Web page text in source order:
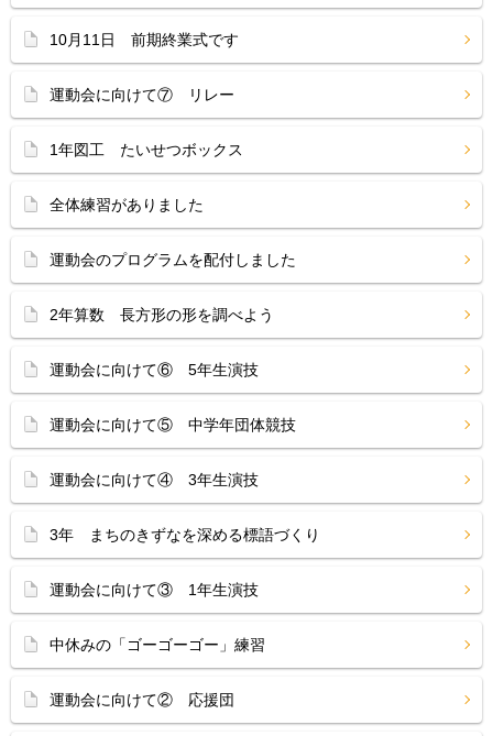
10月11日 前期終業式です
運動会に向けて⑦ リレー
1年図工 たいせつボックス
全体練習がありました
運動会のプログラムを配付しました
2年算数 長方形の形を調べよう
運動会に向けて⑥ 5年生演技
運動会に向けて⑤ 中学年団体競技
運動会に向けて④ 3年生演技
3年 まちのきずなを深める標語づくり
運動会に向けて③ 1年生演技
中休みの「ゴーゴーゴー」練習
運動会に向けて② 応援団